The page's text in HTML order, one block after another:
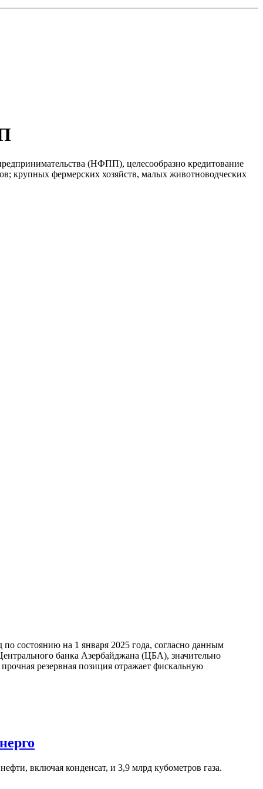
(НФПП), целесообразно кредитование
крупных фермерских хозяйств, малых животноводческих
состоянию на 1 января 2025 года, согласно данным
банка Азербайджана (ЦБА), значительно
резервная позиция отражает фискальную
включая конденсат, и 3,9 млрд кубометров газа.